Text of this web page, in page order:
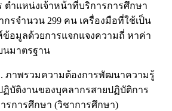
ำแหน่งเจ้าหน้าที่บริการการศึกษา
รจำนวน 299 คน เครื่องมือที่ใช้เป็น
ข้อมูลด้วยการแจกแจงความถี่ หาค่า
นมาตรฐาน
ภาพรวมความต้องการพัฒนาความรู้
บัติงานของบุคลากรสายปฏิบัติการ
รการศึกษา (วิชาการศึกษา)